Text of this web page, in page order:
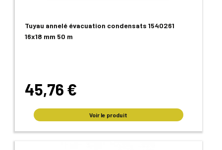
Tuyau annelé évacuation condensats 1540261
16x18 mm 50 m
45,76 €
Voir le produit